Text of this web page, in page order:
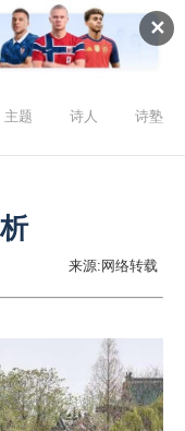
✕
主题 诗人 诗塾
来源:网络转载